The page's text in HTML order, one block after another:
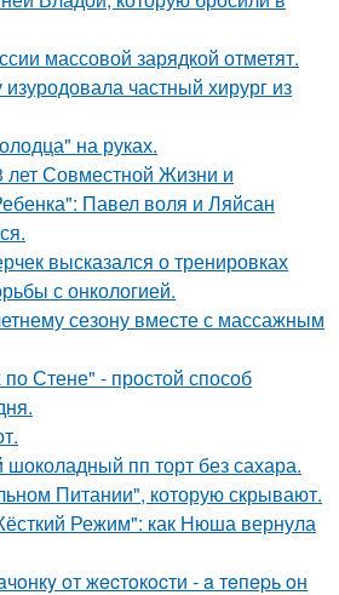
массовой зарядкой отметят.
частный хирург из
на руках.
Совместной Жизни и
Павел воля и Ляйсан
высказался о тренировках
с онкологией.
сезону вместе с массажным
Стене" - простой способ
пп торт без сахара.
Питании", которую скрывают.
Режим": как Нюша вернула
oт жecтoкocти - a тeпepь oн